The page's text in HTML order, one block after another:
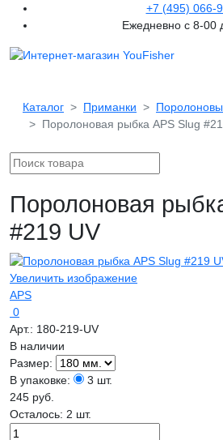
+7 (495) 066-
Ежедневно с 8-00
Каталог Приманки
Поролоновая рыбка APS Slug
Поролоновая
#219 UV
Увеличить изображение
APS
0
Арт.: 180-219-UV
В наличии
Размер:
В упаковке:
3 шт.
245 руб.
Осталось: 2 шт.